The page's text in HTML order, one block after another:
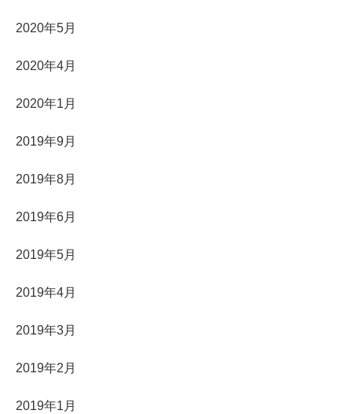
2020年5月
2020年4月
2020年1月
2019年9月
2019年8月
2019年6月
2019年5月
2019年4月
2019年3月
2019年2月
2019年1月